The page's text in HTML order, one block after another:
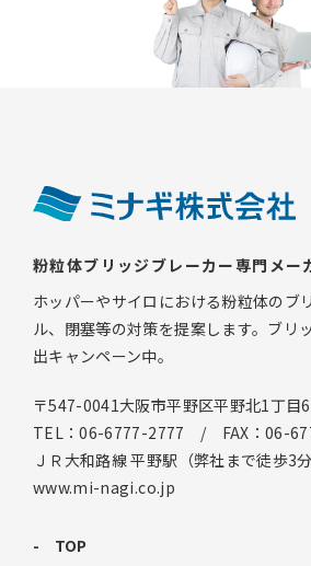
粉粒体ブリッジブレーカー専門メー
ホッパーやサイロにおける粉粒体のブ
ル、閉塞等の対策を提案します。ブリ
出キャンペーン中。
〒547-0041大阪市平野区平野北1丁目
TEL：06-6777-2777 / FAX：06-
ＪＲ大和路線 平野駅（弊社まで徒歩3分
www.mi-nagi.co.jp
TOP